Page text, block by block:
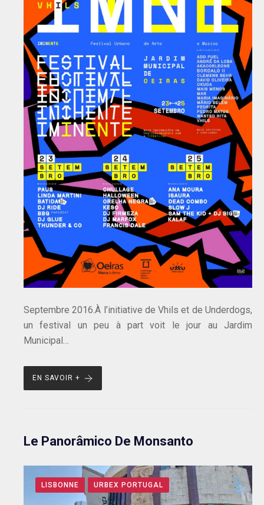
Septembre 2016.À l’initiative de Vhils et de Underdogs,
un festival un peu à part voit le jour au Jardim
Municipal…
EN SAVOIR +
Le Panorâmico De Monsanto
LISBONNE URBEX PORTUGAL